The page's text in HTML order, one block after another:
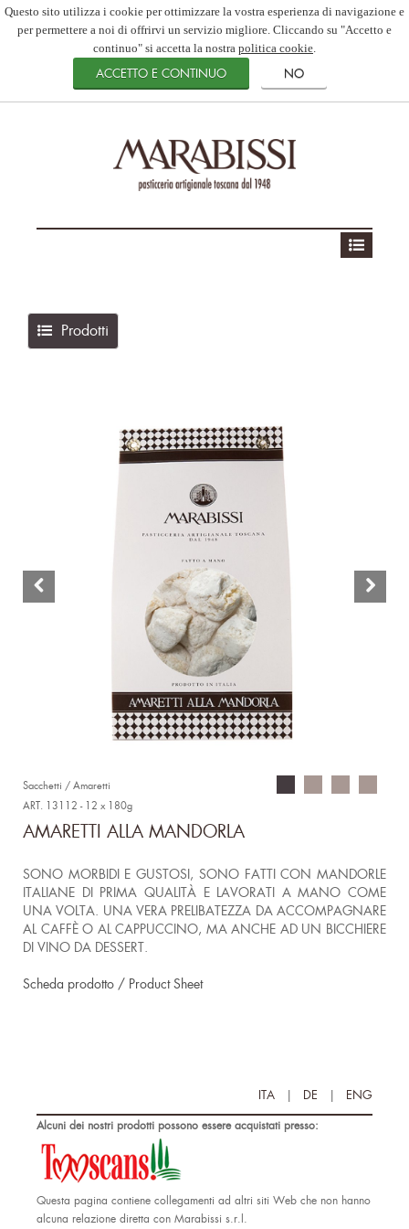
Questo sito utilizza i cookie per ottimizzare la vostra esperienza di navigazione e
per permettere a noi di offrirvi un servizio migliore. Cliccando su "Accetto e
continuo" si accetta la nostra politica cookie.
Prodotti
Sacchetti / Amaretti
ART. 13112 - 12 x 180g
AMARETTI ALLA MANDORLA
SONO MORBIDI E GUSTOSI, SONO FATTI CON MANDORLE
ITALIANE DI PRIMA QUALITÀ E LAVORATI A MANO COME
UNA VOLTA. UNA VERA PRELIBATEZZA DA ACCOMPAGNARE
AL CAFFÈ O AL CAPPUCCINO, MA ANCHE AD UN BICCHIERE
DI VINO DA DESSERT.
Scheda prodotto / Product Sheet
ITA | DE | ENG
Alcuni dei nostri prodotti possono essere acquistati presso:
Questa pagina contiene collegamenti ad altri siti Web che non hanno
alcuna relazione diretta con Marabissi s.r.l.